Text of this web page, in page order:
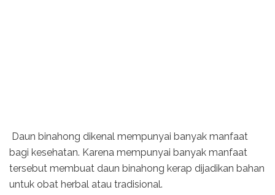
Daun binahong dikenal mempunyai banyak manfaat
bagi kesehatan. Karena mempunyai banyak manfaat
tersebut membuat daun binahong kerap dijadikan bahan
untuk obat herbal atau tradisional.